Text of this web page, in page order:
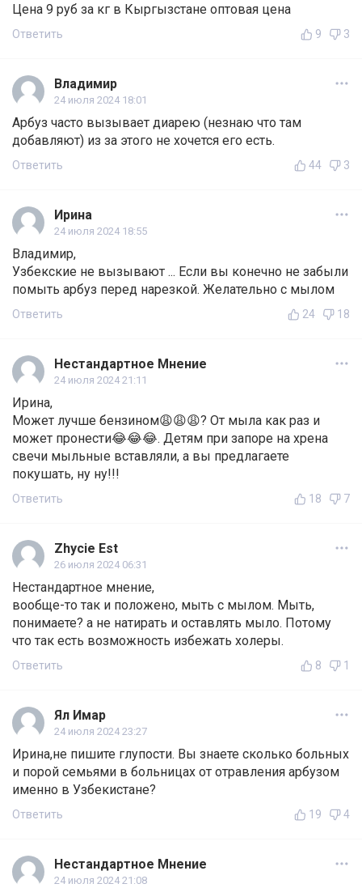
Цена 9 руб за кг в Кыргызстане оптовая цена
Ответить 9 3
Владимир
24 июля 2024 18:01
Арбуз часто вызывает диарею (незнаю что там
добавляют) из за этого не хочется его есть.
Ответить 44 3
Ирина
24 июля 2024 18:55
Владимир,
Узбекские не вызывают ... Если вы конечно не забыли
помыть арбуз перед нарезкой. Желательно с мылом
Ответить 24 18
Нестандартное Мнение
24 июля 2024 21:11
Ирина,
Может лучше бензином😩😩😩? От мыла как раз и
может пронести😂😂😂. Детям при запоре на хрена
свечи мыльные вставляли, а вы предлагаете
покушать, ну ну!!!
Ответить 18 7
Zhycie Est
26 июля 2024 06:31
Нестандартное мнение,
вообще-то так и положено, мыть с мылом. Мыть,
понимаете? а не натирать и оставлять мыло. Потому
что так есть возможность избежать холеры.
Ответить 8 1
Ял Имар
24 июля 2024 23:27
Ирина,не пишите глупости. Вы знаете сколько больных
и порой семьями в больницах от отравления арбузом
именно в Узбекистане?
Ответить 19 4
Нестандартное Мнение
24 июля 2024 21:08